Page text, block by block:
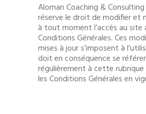
Aloman Coaching & Consulting
réserve le droit de modifier et
à tout moment l’accès au site
Conditions Générales. Ces
mises à jour s’imposent à
doit en conséquence se référer
régulièrement à cette
les Conditions Générales en